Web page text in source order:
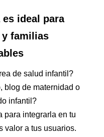
ideal para
familias
de salud infantil?
blog de maternidad o
infantil?
para integrarla en tu
valor a tus usuarios.